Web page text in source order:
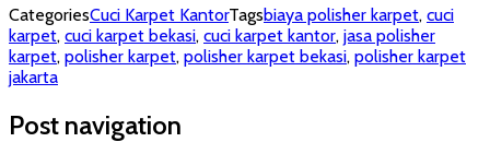
CategoriesCuci Karpet KantorTagsbiaya polisher karpet, cuci
karpet, cuci karpet bekasi, cuci karpet kantor, jasa polisher
karpet, polisher karpet, polisher karpet bekasi, polisher karpet
jakarta
Post navigation